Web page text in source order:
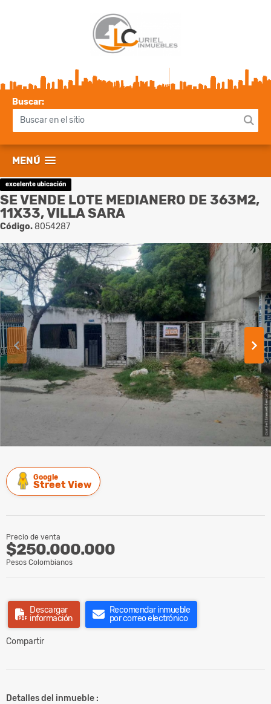
Buscar:
MENÚ
excelente ubicación
SE VENDE LOTE MEDIANERO DE 363M2,
11X33, VILLA SARA
Código.8054287
Google
Street View
Precio de venta
$250.000.000
Pesos Colombianos
Descargar
información
Recomendar inmueble
por correo electrónico
Compartir
Detalles del inmueble :